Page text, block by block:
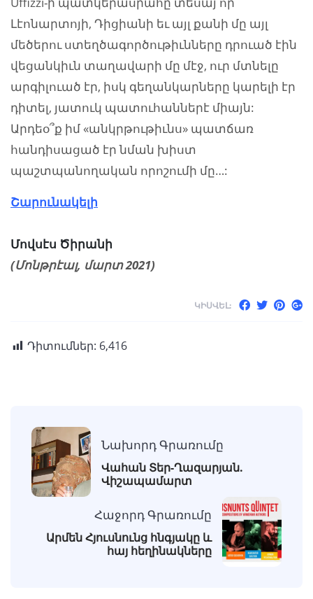
Լէոնարտոյի, Դիցիանի եւ այլ քանի մը այլ
մեծերու ստեղծագործութիւնները դրուած էին
վեցանկիւն տաղավարի մը մէջ, ուր մտնելը
արգիլուած էր, իսկ գեղանկարները կարելի էր
դիտել, յատուկ պատուհաններէ միայն:
Արդեօ՞ք իմ «անկրթութիւնս» պատճառ
հանդիսացած էր նման խիստ
պաշտպանողական որոշումի մը…:
Շարունակելի
Մովսէս Ծիրանի
(Մոնթրէալ, մարտ 2021)
ԿԻՍՎԵԼ:
Դիտումներ: 6,416
Նախորդ Գրառումը
Վահան Տեր-Ղազարյան.
Վիշապամարտ
Հաջորդ Գրառումը
Արմեն Հյուսնունց հնգյակը և
հայ հեղինակները